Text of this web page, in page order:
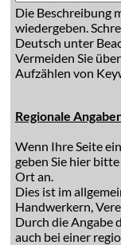
Die Beschreibung
wiedergeben.
Deutsch unter
Vermeiden Sie
Aufzählen von
Regionale
Wenn Ihre Seite
geben Sie hier
Ort an.
Dies ist im
Handwerkern,
Durch die Angabe
auch bei einer